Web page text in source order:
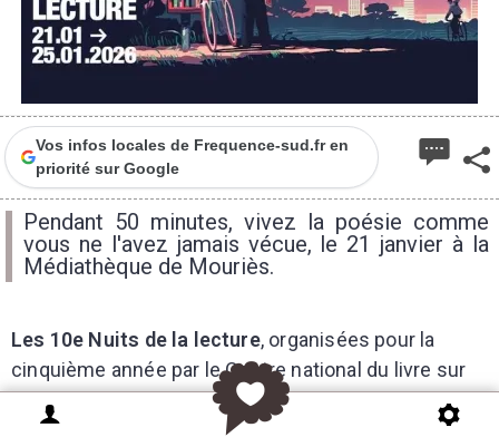
Vos infos locales de Frequence-sud.fr en
priorité sur Google
Pendant 50 minutes, vivez la poésie comme
vous ne l'avez jamais vécue, le 21 janvier à la
Médiathèque de Mouriès.
Les 10e Nuits de la lecture, organisées pour la
cinquième année par le Centre national du livre sur
proposition du ministère de la Culture, se
tiendront
du 21 au 25 janvier 2026